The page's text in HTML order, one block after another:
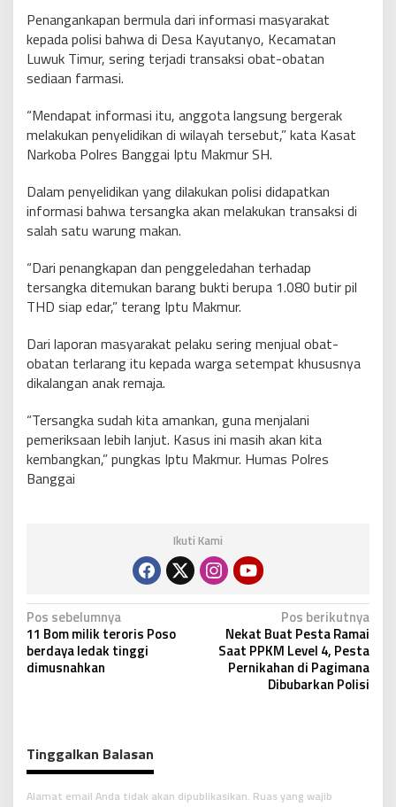
Penangankapan bermula dari informasi masyarakat
kepada polisi bahwa di Desa Kayutanyo, Kecamatan
Luwuk Timur, sering terjadi transaksi obat-obatan
sediaan farmasi.
“Mendapat informasi itu, anggota langsung bergerak
melakukan penyelidikan di wilayah tersebut,” kata Kasat
Narkoba Polres Banggai Iptu Makmur SH.
Dalam penyelidikan yang dilakukan polisi didapatkan
informasi bahwa tersangka akan melakukan transaksi di
salah satu warung makan.
“Dari penangkapan dan penggeledahan terhadap
tersangka ditemukan barang bukti berupa 1.080 butir pil
THD siap edar,” terang Iptu Makmur.
Dari laporan masyarakat pelaku sering menjual obat-
obatan terlarang itu kepada warga setempat khususnya
dikalangan anak remaja.
“Tersangka sudah kita amankan, guna menjalani
pemeriksaan lebih lanjut. Kasus ini masih akan kita
kembangkan,” pungkas Iptu Makmur. Humas Polres
Banggai
Ikuti Kami
N
a
v
a
s
i
Pos sebelumnya
11 Bom milik teroris Poso
berdaya ledak tinggi
dimusnahkan
Pos berikutnya
Nekat Buat Pesta Ramai
Saat PPKM Level 4, Pesta
Pernikahan di Pagimana
Dibubarkan Polisi
Tinggalkan Balasan
Alamat email Anda tidak akan dipublikasikan. Ruas yang wajib